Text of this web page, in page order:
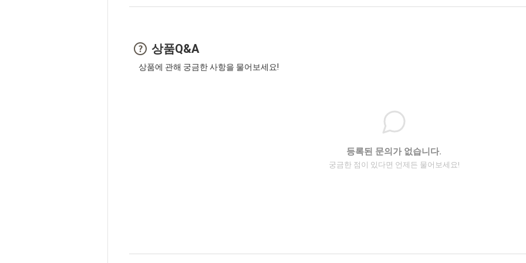
상품Q&A
상품에 관해 궁금한 사항을 물어보세요!
등록된 문의가 없습니다.
궁금한 점이 있다면 언제든 물어보세요!